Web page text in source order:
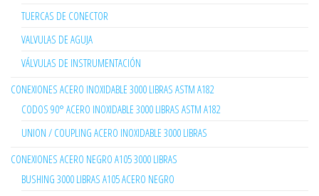
TUERCAS DE CONECTOR
VALVULAS DE AGUJA
VÁLVULAS DE INSTRUMENTACIÓN
CONEXIONES ACERO INOXIDABLE 3000 LIBRAS ASTM A182
CODOS 90° ACERO INOXIDABLE 3000 LIBRAS ASTM A182
UNION / COUPLING ACERO INOXIDABLE 3000 LIBRAS
CONEXIONES ACERO NEGRO A105 3000 LIBRAS
BUSHING 3000 LIBRAS A105 ACERO NEGRO